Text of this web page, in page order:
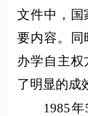
文件中，国
要内容。同
办学自主
了明显的成
1985